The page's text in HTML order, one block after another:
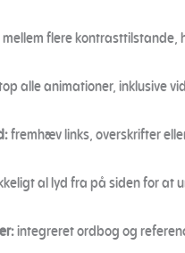
flere kontrasttilstande,
alle animationer, inklusive
fremhæv links, overskrifter
al lyd fra på siden for at
integreret ordbog og